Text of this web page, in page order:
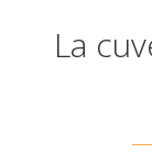
La